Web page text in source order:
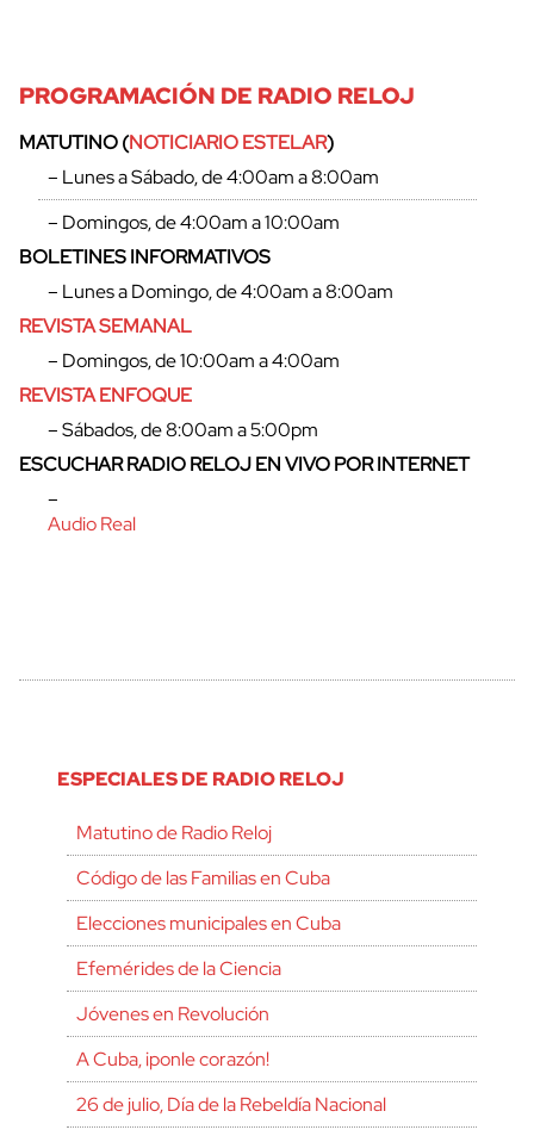
PROGRAMACIÓN DE RADIO RELOJ
MATUTINO (NOTICIARIO ESTELAR)
– Lunes a Sábado, de 4:00am a 8:00am
– Domingos, de 4:00am a 10:00am
BOLETINES INFORMATIVOS
– Lunes a Domingo, de 4:00am a 8:00am
REVISTA SEMANAL
– Domingos, de 10:00am a 4:00am
REVISTA ENFOQUE
– Sábados, de 8:00am a 5:00pm
ESCUCHAR RADIO RELOJ EN VIVO POR INTERNET
–
Audio Real
ESPECIALES DE RADIO RELOJ
Matutino de Radio Reloj
Código de las Familias en Cuba
Elecciones municipales en Cuba
Efemérides de la Ciencia
Jóvenes en Revolución
A Cuba, ¡ponle corazón!
26 de julio, Día de la Rebeldía Nacional